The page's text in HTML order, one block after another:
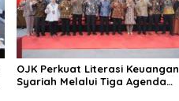
OJK Perkuat Literasi Keuangan
Syariah Melalui Tiga Agenda